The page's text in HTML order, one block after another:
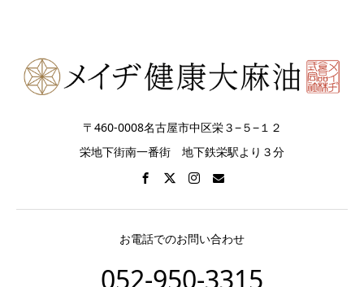
〒460-0008名古屋市中区栄３−５−１２
栄地下街南一番街 地下鉄栄駅より３分
お電話でのお問い合わせ
052-950-3315